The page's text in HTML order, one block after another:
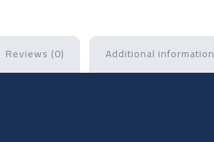
Additional information
Reviews (0)